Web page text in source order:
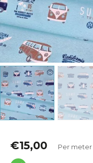
€15,00 Per meter